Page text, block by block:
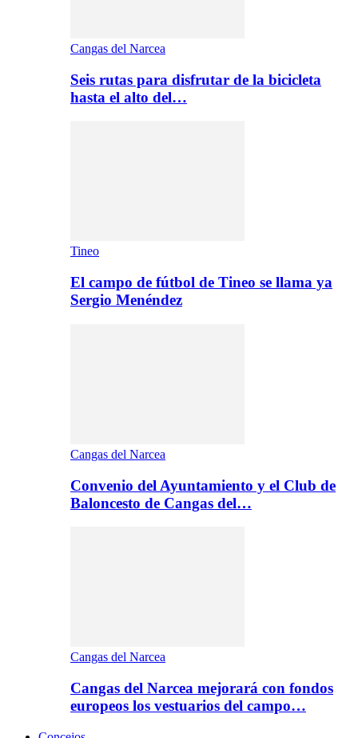
Cangas del Narcea
Seis rutas para disfrutar de la bicicleta
hasta el alto del…
Tineo
El campo de fútbol de Tineo se llama ya
Sergio Menéndez
Cangas del Narcea
Convenio del Ayuntamiento y el Club de
Baloncesto de Cangas del…
Cangas del Narcea
Cangas del Narcea mejorará con fondos
europeos los vestuarios del campo…